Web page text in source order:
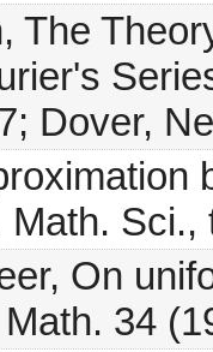
The
Dover,
Sci.,
On
34